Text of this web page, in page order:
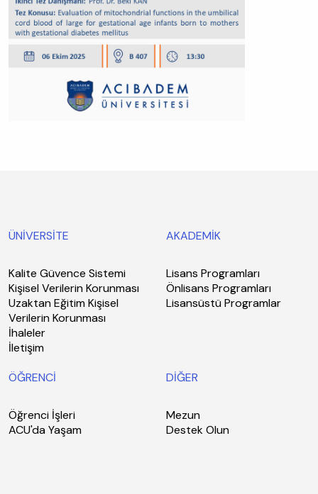
ÜNİVERSİTE
Kalite Güvence Sistemi
Kişisel Verilerin Korunması
Uzaktan Eğitim Kişisel
Verilerin Korunması
İhaleler
İletişim
AKADEMİK
Lisans Programları
Önlisans Programları
Lisansüstü Programlar
ÖĞRENCİ
Öğrenci İşleri
ACU'da Yaşam
DİĞER
Mezun
Destek Olun